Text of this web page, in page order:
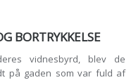
BORTRYKKELSE
vidnesbyrd, blev de
på gaden som var fuld af